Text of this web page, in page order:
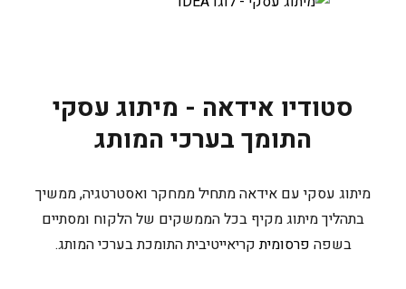
סטודיו אידאה - מיתוג עסקי
התומך בערכי המותג
מיתוג עסקי עם אידאה מתחיל ממחקר ואסטרטגיה, ממשיך
בתהליך מיתוג מקיף בכל הממשקים של הלקוח ומסתיים
בשפה פרסומיתקריאייטיבית התומכת בערכי המותג.